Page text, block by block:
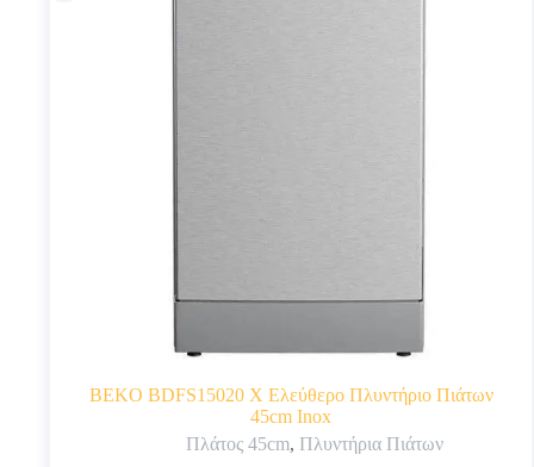
BEKO BDFS15020 X Ελεύθερο Πλυντήριο Πιάτων
45cm Inox
Πλάτος 45cm, Πλυντήρια Πιάτων